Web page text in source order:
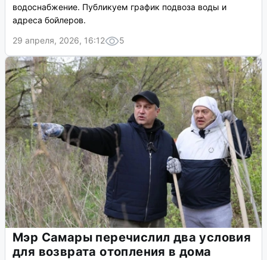
водоснабжение. Публикуем график подвоза воды и
адреса бойлеров.
29 апреля, 2026, 16:12
5
Мэр Самары перечислил два условия
для возврата отопления в дома